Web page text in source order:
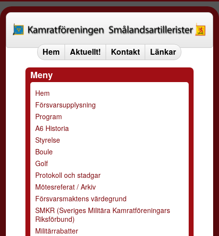
Hem Aktuellt! Kontakt Länkar
Meny
Hem
Försvarsupplysning
Program
A6 Historia
Styrelse
Boule
Golf
Protokoll och stadgar
Mötesreferat / Arkiv
Försvarsmaktens värdegrund
SMKR (Sveriges Militära Kamratföreningars
Riksförbund)
Militärrabatter